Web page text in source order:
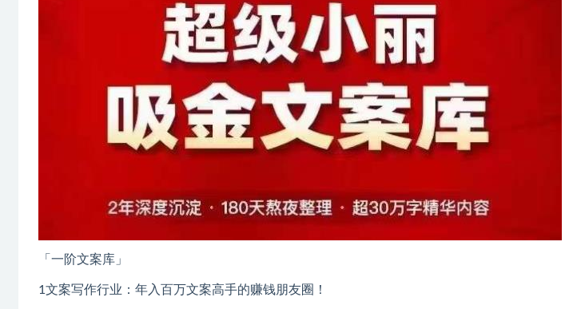
「一阶文案库」
1文案写作行业：年入百万文案高手的赚钱朋友圈！